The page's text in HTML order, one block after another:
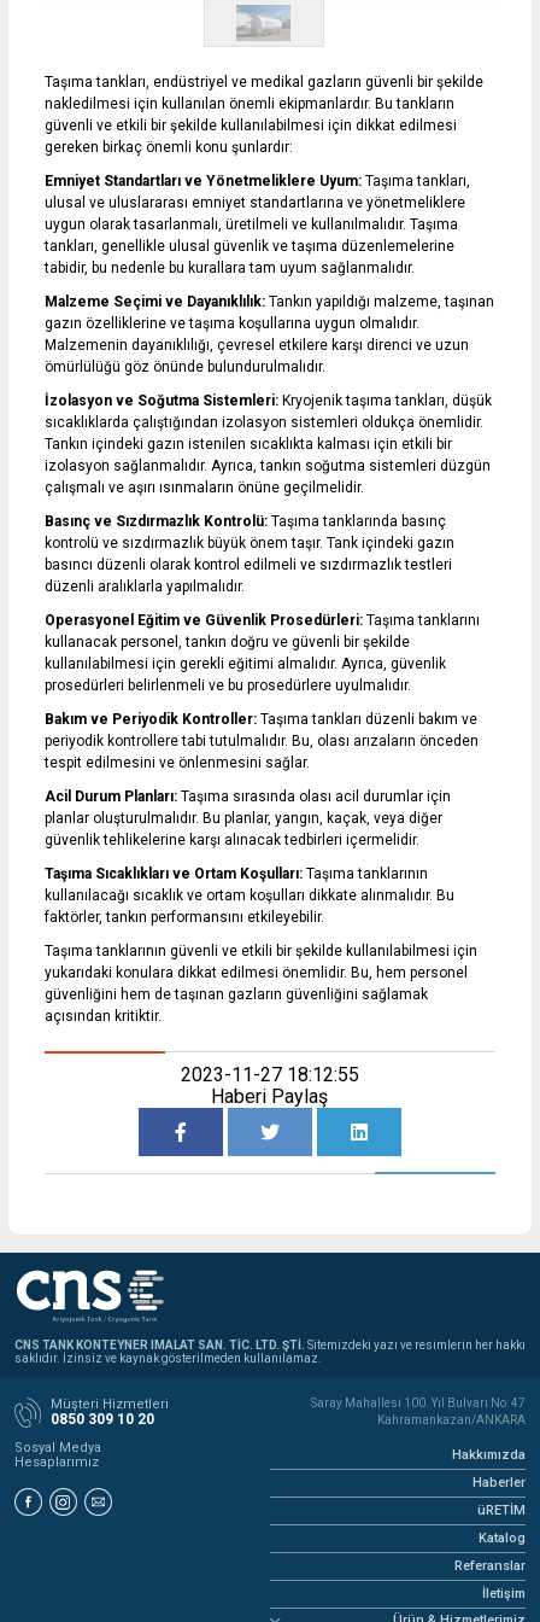
0850 309 10 20 info@cnstank.com
Tüm hakkı saklıdır. Sitemizde kullanılan tüm içerik ve görseller
CNS Tank’a ait olup izinsiz kullanımı hukuki yaptırıma tabidir.
Taşıma tankları, endüstriyel ve medikal gazların güvenli bir şekilde
nakledilmesi için kullanılan önemli ekipmanlardır. Bu tankların
güvenli ve etkili bir şekilde kullanılabilmesi için dikkat edilmesi
gereken birkaç önemli konu şunlardır:
Emniyet Standartları ve Yönetmeliklere Uyum: Taşıma tankları,
ulusal ve uluslararası emniyet standartlarına ve yönetmeliklere
uygun olarak tasarlanmalı, üretilmeli ve kullanılmalıdır. Taşıma
tankları, genellikle ulusal güvenlik ve taşıma düzenlemelerine
tabidir, bu nedenle bu kurallara tam uyum sağlanmalıdır.
Malzeme Seçimi ve Dayanıklılık: Tankın yapıldığı malzeme, taşınan
gazın özelliklerine ve taşıma koşullarına uygun olmalıdır.
Malzemenin dayanıklılığı, çevresel etkilere karşı direnci ve uzun
ömürlülüğü göz önünde bulundurulmalıdır.
İzolasyon ve Soğutma Sistemleri:Kryojenik taşıma tankları, düşük
sıcaklıklarda çalıştığından izolasyon sistemleri oldukça önemlidir.
Tankın içindeki gazın istenilen sıcaklıkta kalması için etkili bir
izolasyon sağlanmalıdır. Ayrıca, tankın soğutma sistemleri düzgün
çalışmalı ve aşırı ısınmaların önüne geçilmelidir.
Basınç ve Sızdırmazlık Kontrolü:Taşıma tanklarında basınç
kontrolü ve sızdırmazlık büyük önem taşır. Tank içindeki gazın
basıncı düzenli olarak kontrol edilmeli ve sızdırmazlık testleri
düzenli aralıklarla yapılmalıdır.
Operasyonel Eğitim ve Güvenlik Prosedürleri: Taşıma tanklarını
kullanacak personel, tankın doğru ve güvenli bir şekilde
kullanılabilmesi için gerekli eğitimi almalıdır. Ayrıca, güvenlik
prosedürleri belirlenmeli ve bu prosedürlere uyulmalıdır.
Bakım ve Periyodik Kontroller: Taşıma tankları düzenli bakım ve
periyodik kontrollere tabi tutulmalıdır. Bu, olası arızaların önceden
tespit edilmesini ve önlenmesini sağlar.
Acil Durum Planları:Taşıma sırasında olası acil durumlar için
planlar oluşturulmalıdır. Bu planlar, yangın, kaçak, veya diğer
güvenlik tehlikelerine karşı alınacak tedbirleri içermelidir.
Taşıma Sıcaklıkları ve Ortam Koşulları: Taşıma tanklarının
kullanılacağı sıcaklık ve ortam koşulları dikkate alınmalıdır. Bu
faktörler, tankın performansını etkileyebilir.
Taşıma tanklarının güvenli ve etkili bir şekilde kullanılabilmesi için
yukarıdaki konulara dikkat edilmesi önemlidir. Bu, hem personel
güvenliğini hem de taşınan gazların güvenliğini sağlamak
açısından kritiktir.
2023-11-27 18:12:55
Haberi Paylaş
CNS TANK KONTEYNER IMALAT SAN. TİC. LTD. ŞTİ. Sitemizdeki yazı ve resimlerin her hakkı
saklıdır. İzinsiz ve kaynak gösterilmeden kullanılamaz.
Müşteri Hizmetleri
0850 309 10 20
Saray Mahallesi 100. Yıl Bulvarı No: 47
Kahramankazan/ANKARA
Sosyal Medya
Hesaplarımız
Hakkımızda
Haberler
üRETİM
Katalog
Referanslar
İletişim